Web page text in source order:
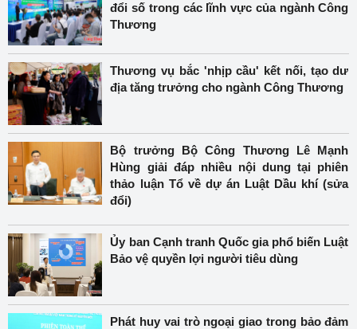
đổi số trong các lĩnh vực của ngành Công
Thương
Thương vụ bắc 'nhịp cầu' kết nối, tạo dư
địa tăng trưởng cho ngành Công Thương
Bộ trưởng Bộ Công Thương Lê Mạnh
Hùng giải đáp nhiều nội dung tại phiên
thảo luận Tổ về dự án Luật Dầu khí (sửa
đổi)
Ủy ban Cạnh tranh Quốc gia phổ biến Luật
Bảo vệ quyền lợi người tiêu dùng
Phát huy vai trò ngoại giao trong bảo đảm